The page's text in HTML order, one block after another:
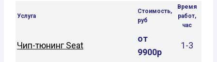
Услуга
Стоимость,
руб
Время
работ,
час
Чип-тюнинг Seat
от
9900р
1-3